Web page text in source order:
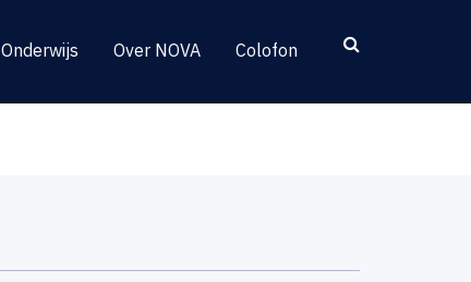
Onderwijs Over NOVA Colofon